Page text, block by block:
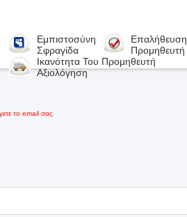
Εμπιστοσύνη
Σφραγίδα
Επαλήθευση
Προμηθευτή
Ικανότητα Του Προμηθευτή
Αξιολόγηση
το email σας